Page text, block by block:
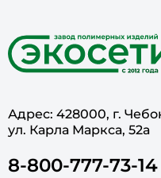
Адрес: 428000, г.
ул. Карла Маркса, 52а
8-800-777-73-14